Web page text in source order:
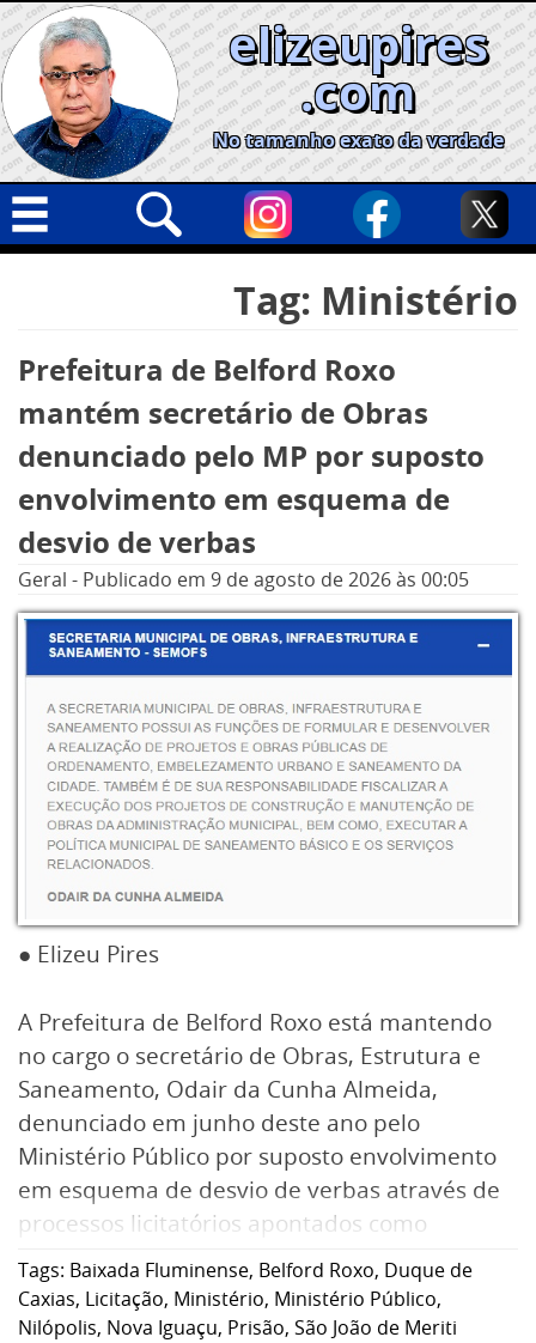
Skip
to
content
elizeupires
.com
No tamanho exato da verdade
Cidades
Nacional
Informe especial
Tag: Ministério
Prefeitura de Belford Roxo
mantém secretário de Obras
denunciado pelo MP por suposto
envolvimento em esquema de
desvio de verbas
Geral - Publicado em 9 de agosto de 2026às 00:05
● Elizeu Pires
A Prefeitura de Belford Roxo está mantendo
no cargo o secretário de Obras, Estrutura e
Saneamento, Odair da Cunha Almeida,
denunciado em junho deste ano pelo
Ministério Público por suposto envolvimento
em esquema de desvio de verbas através de
processos licitatórios apontados como
fraudulentos.
Tags: Baixada Fluminense, Belford Roxo, Duque de
Caxias, Licitação, Ministério, Ministério Público,
Nilópolis, Nova Iguaçu, Prisão, São João de Meriti